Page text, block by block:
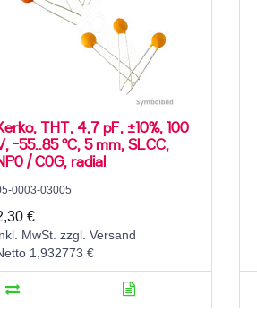
THT, 4,7 pF, ±10%, 100
-55..85 °C, 5 mm, SLCC,
/ C0G, radial
0003-03005
€
MwSt. zzgl. Versand
1,932773 €